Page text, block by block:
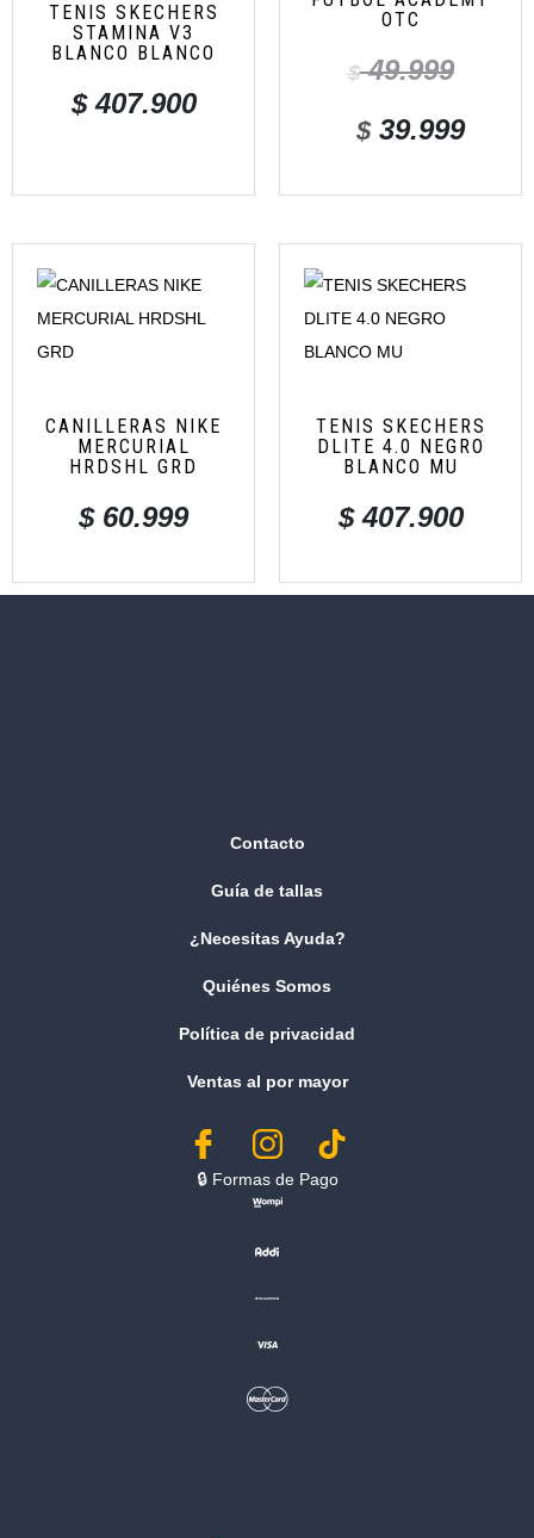
TENIS SKECHERS
STAMINA V3
BLANCO BLANCO
$407.900
OTC
$49.999
$39.999
CANILLERAS NIKE
MERCURIAL
HRDSHL GRD
$60.999
TENIS SKECHERS
DLITE 4.0 NEGRO
BLANCO MU
$407.900
Contacto
Guía de tallas
¿Necesitas Ayuda?
Quiénes Somos
Política de privacidad
Ventas al por mayor
🔒︎ Formas de Pago